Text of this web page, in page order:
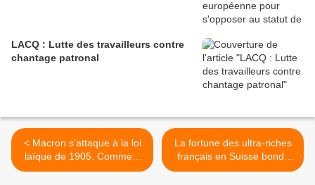
LACQ : Lutte des travailleurs contre
chantage patronal
< Macron s’attaque à la loi
laïque de 1905. Comment
ajuster la riposte ?
La fortune des ultra-riches
français en Suisse bondit
de 13,5% >